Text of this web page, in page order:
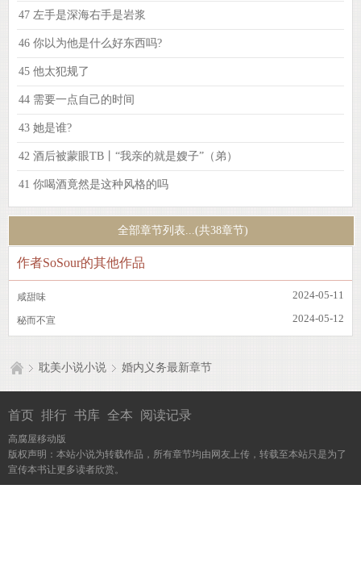
47 左手是深海右手是岩浆
46 你以为他是什么好东西吗?
45 他太犯规了
44 需要一点自己的时间
43 她是谁?
42 酒后被蒙眼TB丨“我亲的就是嫂子”（弟）
41 你喝酒竟然是这种风格的吗
全部章节列表...(共38章节)
作者SoSour的其他作品
咸甜味 2024-05-11
秘而不宣 2024-05-12
耽美小说小说 婚内义务最新章节
首页 排行 书库 全本 阅读记录
高腐屋移动版
版权声明：本站小说为转载作品，所有章节均由网友上传，转载至本站只是为了
宣传本书让更多读者欣赏。